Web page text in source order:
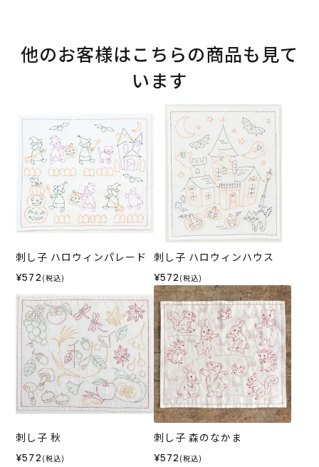
他のお客様はこちらの商品も見て
います
刺し子 ハロウィンパレード
¥572 (税込)
刺し子 ハロウィンハウス
¥572 (税込)
刺し子 秋
¥572 (税込)
刺し子 森のなかま
¥572 (税込)